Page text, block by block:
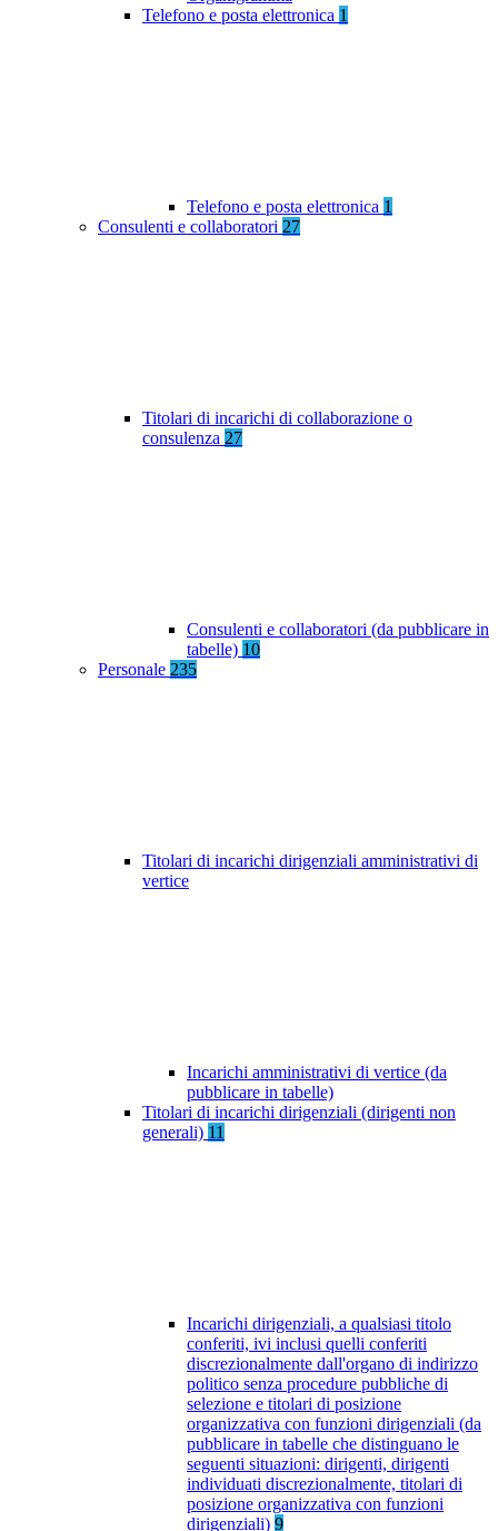
Telefono e posta elettronica 1
Telefono e posta elettronica 1
Consulenti e collaboratori 27
Titolari di incarichi di collaborazione o
consulenza 27
Consulenti e collaboratori (da pubblicare in
tabelle) 10
Personale 235
Titolari di incarichi dirigenziali amministrativi di
vertice
Incarichi amministrativi di vertice (da
pubblicare in tabelle)
Titolari di incarichi dirigenziali (dirigenti non
generali) 11
Incarichi dirigenziali, a qualsiasi titolo
conferiti, ivi inclusi quelli conferiti
discrezionalmente dall'organo di indirizzo
politico senza procedure pubbliche di
selezione e titolari di posizione
organizzativa con funzioni dirigenziali (da
pubblicare in tabelle che distinguano le
seguenti situazioni: dirigenti, dirigenti
individuati discrezionalmente, titolari di
posizione organizzativa con funzioni
dirigenziali) 9